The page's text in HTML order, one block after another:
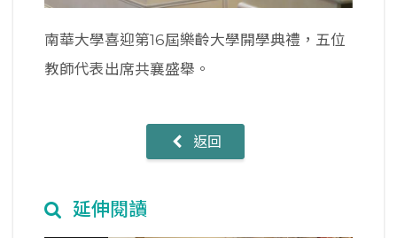
南華大學喜迎第16屆樂齡大學開學典禮，五位
教師代表出席共襄盛舉。
返回
延伸閱讀